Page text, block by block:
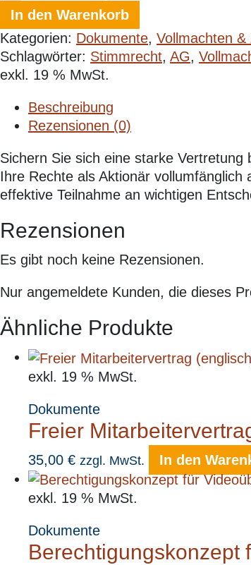
In den Warenkorb
Kategorien: Dokumente, Vollmachten &
Schlagwörter: Stimmrecht, AG,
exkl. 19 % MwSt.
Beschreibung
Rezensionen (0)
Sichern Sie sich eine starke
Ihre Rechte als Aktionär
effektive Teilnahme an wichtigen
Rezensionen
Es gibt noch keine Rezensionen.
Nur angemeldete Kunden, die dieses
Ähnliche Produkte
exkl. 19 % MwSt.
Dokumente
Freier
35,00 € zzgl. MwSt. In den
exkl. 19 % MwSt.
Dokumente
Berechtigungskonzept